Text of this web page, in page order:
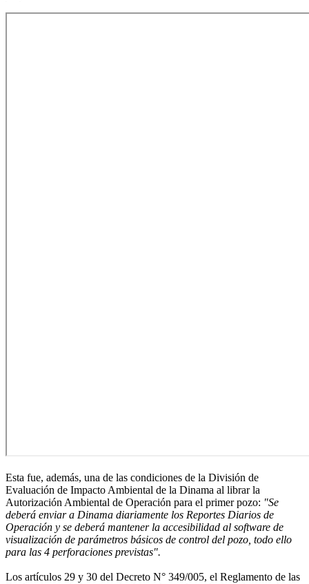
Esta fue, además, una de las condiciones de la División de
Evaluación de Impacto Ambiental de la Dinama al librar la
Autorización Ambiental de Operación para el primer pozo: "Se
deberá enviar a Dinama diariamente los Reportes Diarios de
Operación y se deberá mantener la accesibilidad al software de
visualización de parámetros básicos de control del pozo, todo ello
para las 4 perforaciones previstas".
Los artículos 29 y 30 del Decreto N° 349/005, el Reglamento de las